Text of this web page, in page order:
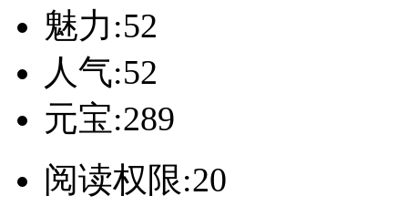
魅力:52
人气:52
元宝:289
阅读权限:20